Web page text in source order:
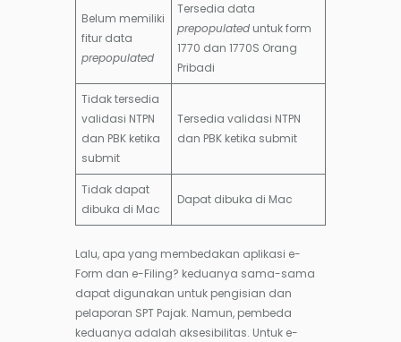
Belum memiliki
fitur data
prepopulated
Tersedia data
prepopulated untuk form
1770 dan 1770S Orang
Pribadi
Tidak tersedia
validasi NTPN
dan PBK ketika
submit
Tersedia validasi NTPN
dan PBK ketika submit
Tidak dapat
dibuka di Mac
Dapat dibuka di Mac
Lalu, apa yang membedakan aplikasi e-
Form dan e-Filing? keduanya sama-sama
dapat digunakan untuk pengisian dan
pelaporan SPT Pajak. Namun, pembeda
keduanya adalah aksesibilitas. Untuk e-